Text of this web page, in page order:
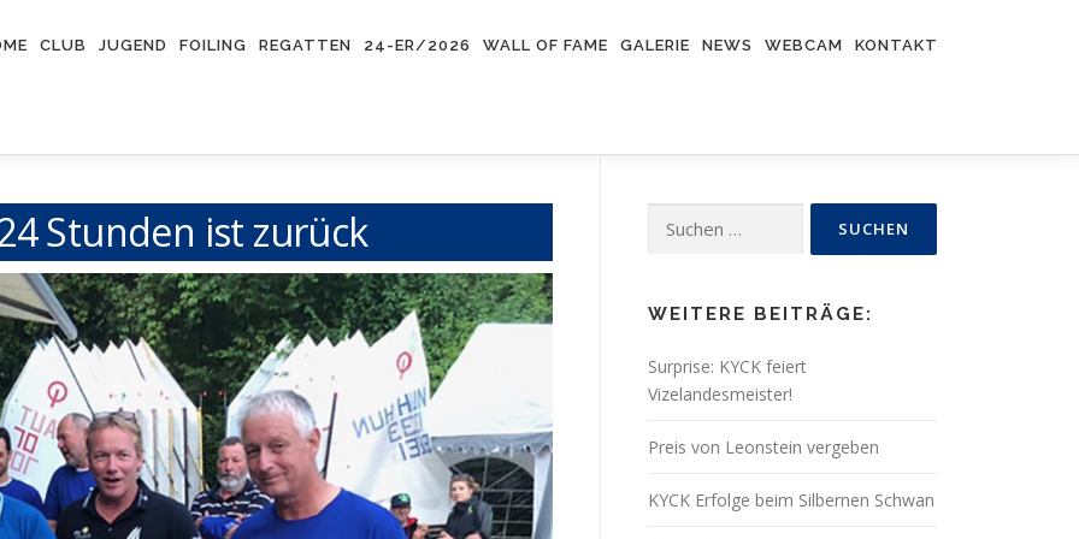
CLUB JUGEND FOILING REGATTEN 24-ER/2026 WALL OF FAME GALERIE NEWS WEBCAM KONTAKT
Stunden ist zurück
nach:
WEITERE BEITRÄGE:
Surprise: KYCK feiert
Vizelandesmeister!
Preis von Leonstein vergeben
KYCK Erfolge beim Silbernen Schwan